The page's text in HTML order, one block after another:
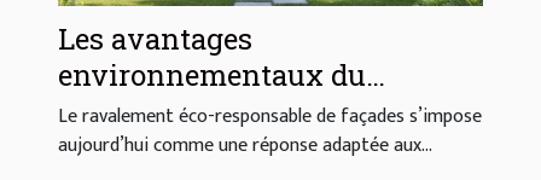
Les avantages
environnementaux du
ravalement éco-responsable de
façades
Le ravalement éco-responsable de façades s’impose
aujourd’hui comme une réponse adaptée aux...